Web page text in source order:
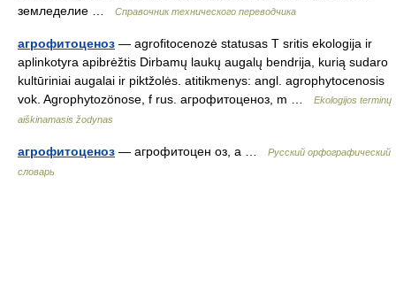
земледелие …
Справочник технического переводчика
агрофитоценоз — agrofitocenozė statusas T sritis ekologija ir
aplinkotyra apibrėžtis Dirbamų laukų augalų bendrija, kurią sudaro
kultūriniai augalai ir piktžolės. atitikmenys: angl. agrophytocenosis
vok. Agrophytozönose, f rus. агрофитоценоз, m …
Ekologijos terminų
aiškinamasis žodynas
агрофитоценоз — агрофитоцен оз, а …
Русский орфографический
словарь